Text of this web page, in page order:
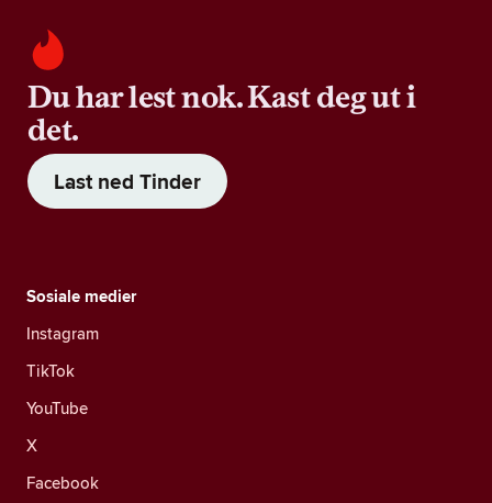
Du har lest nok. Kast deg ut i
det.
Last ned Tinder
Sosiale medier
Instagram
TikTok
YouTube
X
Facebook